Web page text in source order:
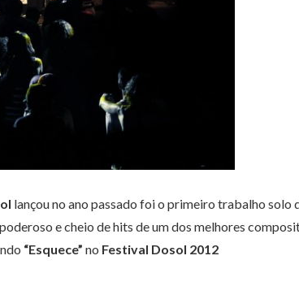
lançou no ano passado foi o primeiro trabalho solo
e cheio de hits de um dos melhores
“Esquece” no Festival Dosol 2012